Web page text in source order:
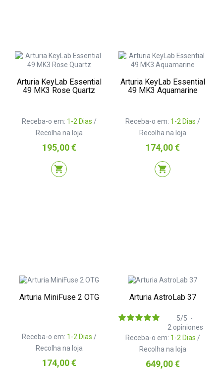
Arturia KeyLab Essential
49 MK3 Rose Quartz
Receba-o em: 1-2 Dias /
Recolha na loja
Preço
195,00 €
shopping_cart
Arturia KeyLab Essential
49 MK3 Aquamarine
Receba-o em: 1-2 Dias /
Recolha na loja
Preço
174,00 €
shopping_cart
Arturia MiniFuse 2 OTG
Receba-o em: 1-2 Dias /
Recolha na loja
Preço
174,00 €
Arturia AstroLab 37
Receba-o em: 1-2 Dias /
Recolha na loja
5/5 -
2 opiniones
Preço
649,00 €